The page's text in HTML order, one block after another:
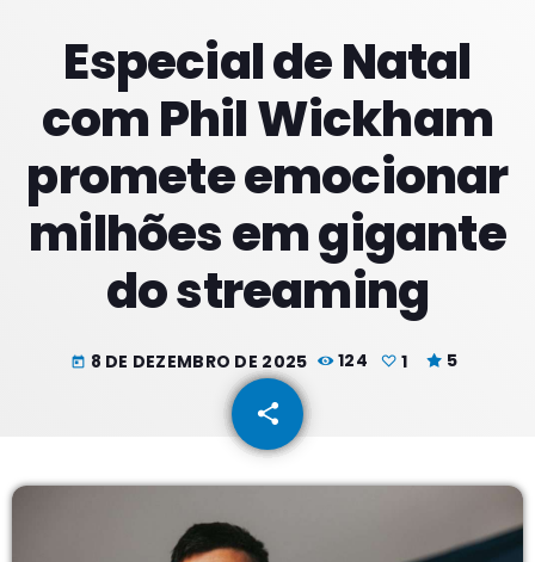
PROXIMOS PROGRAMAS
Madrugadas
COM PATRICIA
02:00 - 05:59
Manhãs
COM SUZZYE
06:00 - 09:59
Meio Dia
10:00 - 13:59
Especial de Natal
com Phil Wickham
promete emocionar
milhões em gigante
do streaming
today 8 DE DEZEMBRO DE 2025 124 1 5
share
email